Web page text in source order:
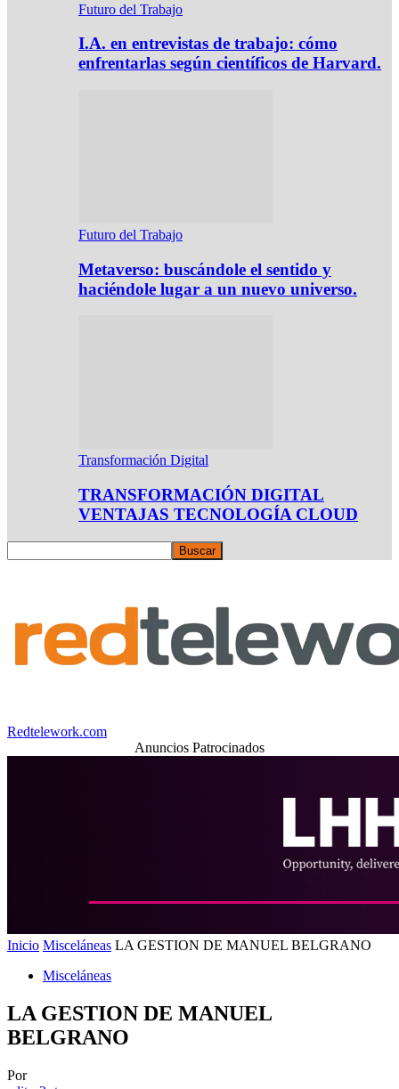
Futuro del Trabajo
I.A. en entrevistas de trabajo: cómo
enfrentarlas según científicos de Harvard.
Futuro del Trabajo
Metaverso: buscándole el sentido y
haciéndole lugar a un nuevo universo.
Transformación Digital
TRANSFORMACIÓN DIGITAL
VENTAJAS TECNOLOGÍA CLOUD
Redtelework.com
Anuncios Patrocinados
Inicio Misceláneas LA GESTION DE MANUEL BELGRANO
Misceláneas
LA GESTION DE MANUEL
BELGRANO
Por